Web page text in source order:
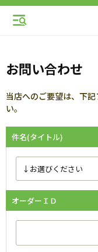
お問い合わせ
当店へのご要望は、下
い。
件名(タイトル)
オーダーＩＤ